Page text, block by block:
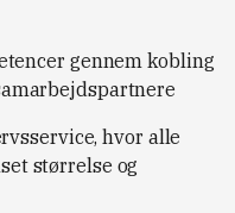
gennem kobling
hvor alle
størrelse og